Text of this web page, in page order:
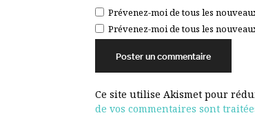
Prévenez-moi de tous les
Prévenez-moi de tous les
Ce site utilise Akismet pour
de vos commentaires sont